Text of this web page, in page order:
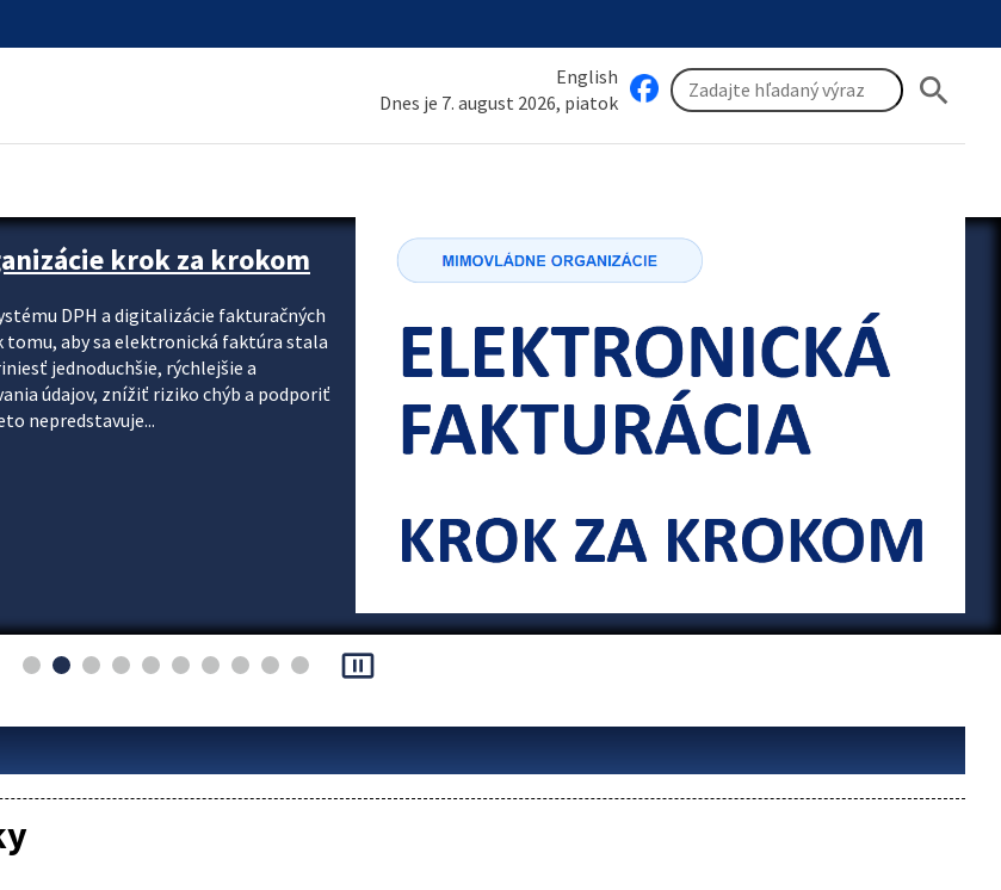
English
Dnes je 7. august 2026, piatok
search
krok za krokom
DPH a digitalizácie fakturačných
tomu, aby sa elektronická faktúra stala
jednoduchšie, rýchlejšie a
údajov, znížiť riziko chýb a podporiť
nepredstavuje...
pause_presentation